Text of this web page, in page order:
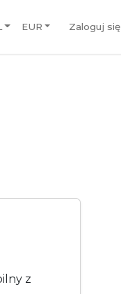
EUR Zaloguj się
z